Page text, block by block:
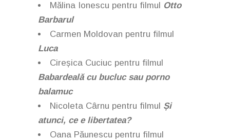
Mălina Ionescu pentru filmul Otto
Barbarul
Carmen Moldovan pentru filmul
Luca
Cireșica Cuciuc pentru filmul
Babardeală cu bucluc sau porno
balamuc
Nicoleta Cârnu pentru filmul Și
atunci, ce e libertatea?
Oana Păunescu pentru filmul